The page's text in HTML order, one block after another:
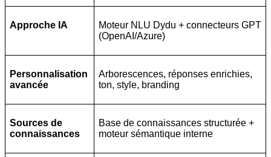
Approche IA
Moteur NLU Dydu + connecteurs GPT
(OpenAI/Azure)
Personnalisation
avancée
Arborescences, réponses enrichies,
ton, style, branding
Sources de
connaissances
Base de connaissances structurée +
moteur sémantique interne